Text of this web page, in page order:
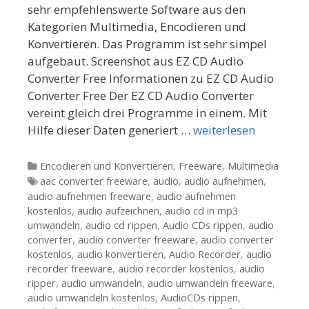
sehr empfehlenswerte Software aus den
Kategorien Multimedia, Encodieren und
Konvertieren. Das Programm ist sehr simpel
aufgebaut. Screenshot aus EZ CD Audio
Converter Free Informationen zu EZ CD Audio
Converter Free Der EZ CD Audio Converter
vereint gleich drei Programme in einem. Mit
Hilfe dieser Daten generiert … weiterlesen
Kategorien
Encodieren und Konvertieren, Freeware, Multimedia
Tags
aac converter freeware, audio, audio aufnehmen,
audio aufnehmen freeware, audio aufnehmen
kostenlos, audio aufzeichnen, audio cd in mp3
umwandeln, audio cd rippen, Audio CDs rippen, audio
converter, audio converter freeware, audio converter
kostenlos, audio konvertieren, Audio Recorder, audio
recorder freeware, audio recorder kostenlos, audio
ripper, audio umwandeln, audio umwandeln freeware,
audio umwandeln kostenlos, AudioCDs rippen,